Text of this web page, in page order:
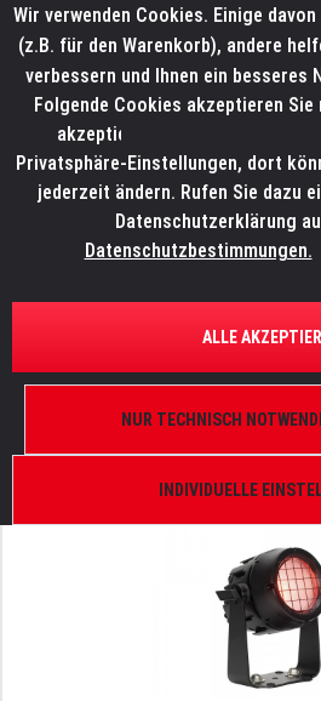
ÜBERSICHT BLINDER,
ELATION SOL I Blinder
Wir verwenden Cookies. Einige
(z.B. für den Warenkorb), andere
verbessern und Ihnen ein besseres
Folgende Cookies akzeptieren
akzeptieren. Weitere
Privatsphäre-Einstellungen, dort
jederzeit ändern. Rufen Sie dazu
Datenschutzerklärung
Datenschutzbestimmungen.
INDIVIDUELLE
NUR TECHNISCH
ALLE